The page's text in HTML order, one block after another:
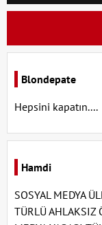
Blondepate
Hepsini kapatın....
Hamdi
SOSYAL MEDYA
TÜRLÜ AHLAKSIZ